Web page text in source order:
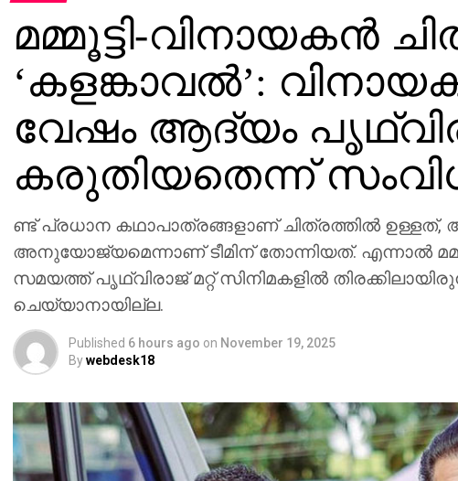
മമ്മൂട്ടി-വിനായകന്‍
‘കളങ്കാവല്‍’:
വേഷം ആദ്യം
കരുതിയതെന്ന്
ണ്ട് പ്രധാന കഥാപാത്രങ്ങളാണ് ചിത്രത്തില്‍ ഉള്ളത്,
അനുയോജ്യമെന്നാണ് ടീമിന് തോന്നിയത്. എന്നാല്‍
സമയത്ത് പൃഥ്വിരാജ് മറ്റ് സിനിമകളില്‍
ചെയ്യാനായില്ല.
Published 6 hours ago on November 19, 2025
Bywebdesk18